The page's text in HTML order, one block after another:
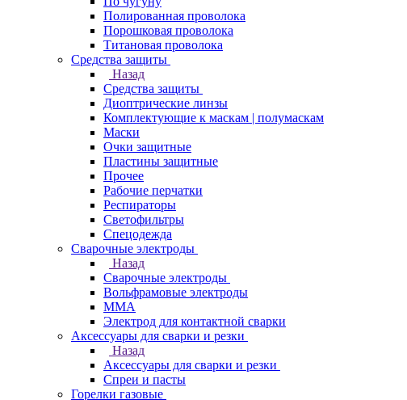
Полированная проволока
Порошковая проволока
Титановая проволока
Средства защиты
Назад
Средства защиты
Диоптрические линзы
Комплектующие к маскам | полумаскам
Маски
Очки защитные
Пластины защитные
Прочее
Рабочие перчатки
Респираторы
Светофильтры
Спецодежда
Сварочные электроды
Назад
Сварочные электроды
Вольфрамовые электроды
ММА
Электрод для контактной сварки
Аксессуары для сварки и резки
Назад
Аксессуары для сварки и резки
Спреи и пасты
Горелки газовые